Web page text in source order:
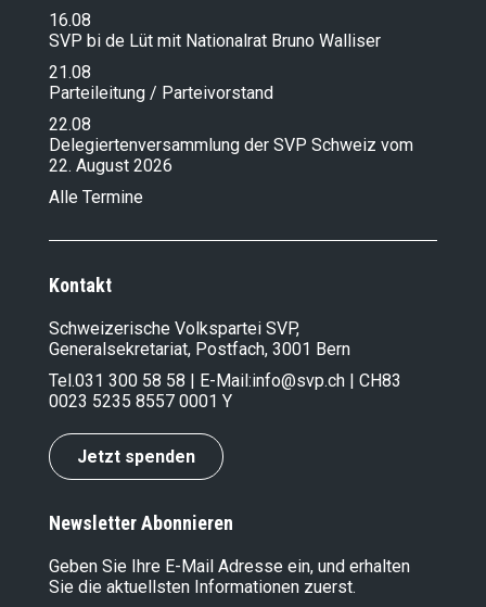
16.08
SVP bi de Lüt mit Nationalrat Bruno Walliser
21.08
Parteileitung / Parteivorstand
22.08
Delegiertenversammlung der SVP Schweiz vom
22. August 2026
Alle Termine
Kontakt
Schweizerische Volkspartei SVP,
Generalsekretariat, Postfach, 3001 Bern
Tel.031 300 58 58 | E-Mail:info@svp.ch | CH83
0023 5235 8557 0001 Y
Jetzt spenden
Newsletter Abonnieren
Geben Sie Ihre E-Mail Adresse ein, und erhalten
Sie die aktuellsten Informationen zuerst.